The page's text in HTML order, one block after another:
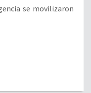
se movilizaron